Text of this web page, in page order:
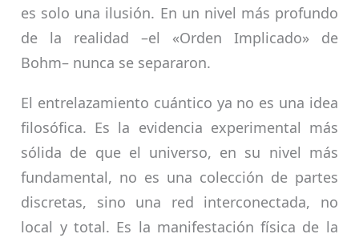
es solo una ilusión. En un nivel más profundo
de la realidad –el «Orden Implicado» de
Bohm– nunca se separaron.
El entrelazamiento cuántico ya no es una idea
filosófica. Es la evidencia experimental más
sólida de que el universo, en su nivel más
fundamental, no es una colección de partes
discretas, sino una red interconectada, no
local y total. Es la manifestación física de la